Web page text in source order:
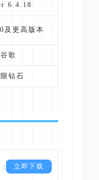
6.4.18
及更高版本
歌
钻石
|
立即下载